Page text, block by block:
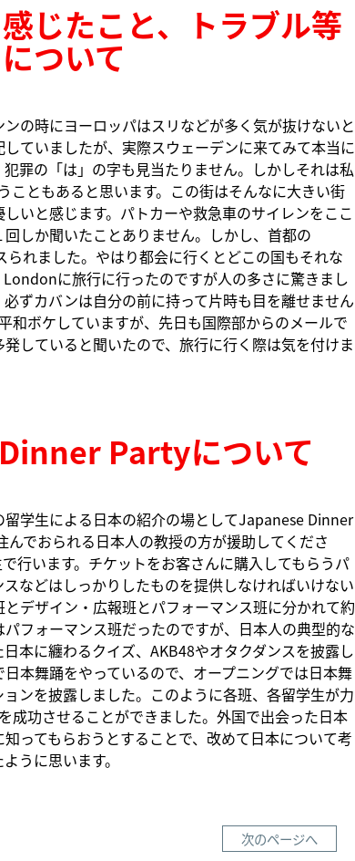
じたこと、トラブル等
について
の時にヨーロッパはスリなどが多く気が抜けないと
ていましたが、実際スウェーデンに来てみて本当に
罪の「は」の字も見当たりません。しかしそれは私
こともあると思います。この街はそんなに大きい街
いと感じます。パトカーや救急車のサイレンをここ
しか聞いたことありません。しかし、首都の
れました。やはり都会に行くとどこの国もそれな
に旅行に行ったのですが人の多さに驚きまし
ずカバンは自分の前に持って片時も目を離せません
和ボケしていますが、先日も国際部からのメールで
していると聞いたので、旅行に行く際は気を付けま
Partyについて
学生による日本の紹介の場としてJapanese Dinner
でおられる日本人の教授の方が援助してくださ
行います。チケットをお客さんに購入してもらうパ
などはしっかりしたものを提供しなければいけない
デザイン・広報班とパフォーマンス班に分かれて約
フォーマンス班だったのですが、日本人の典型的な
本に纏わるクイズ、AKB48やオタクダンスを披露し
本舞踊をやっているので、オープニングでは日本舞
ンを披露しました。このように各班、各留学生が力
成功させることができました。外国で出会った日本
ってもらおうとすることで、改めて日本について考
うに思います。
次のページへ